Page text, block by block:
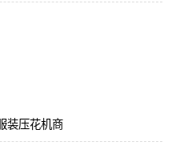
装压花机商